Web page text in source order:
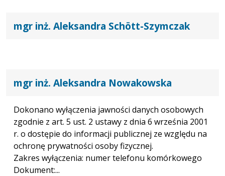
mgr inż. Aleksandra Schött-Szymczak
mgr inż. Aleksandra Nowakowska
Dokonano wyłączenia jawności danych osobowych
zgodnie z art. 5 ust. 2 ustawy z dnia 6 września 2001
r. o dostępie do informacji publicznej ze względu na
ochronę prywatności osoby fizycznej.
Zakres wyłączenia: numer telefonu komórkowego
Dokument:...